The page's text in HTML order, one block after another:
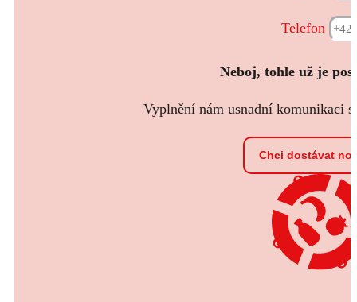
Telefon
Neboj, tohle už je
Vyplnění nám usnadní komunikaci
Chci dostávat